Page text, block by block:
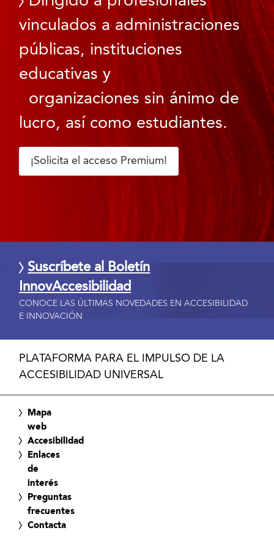
vinculados a administraciones
públicas, instituciones
educativas y
organizaciones sin ánimo de
lucro, así como estudiantes.
¡Solicita el acceso Premium!
Suscríbete al Boletín
InnovAccesibilidad
CONOCE LAS ÚLTIMAS NOVEDADES EN ACCESIBILIDAD
E INNOVACIÓN
PLATAFORMA PARA EL IMPULSO DE LA
ACCESIBILIDAD UNIVERSAL
Mapa
web
Accesibilidad
Enlaces
de
interés
Preguntas
frecuentes
Contacta